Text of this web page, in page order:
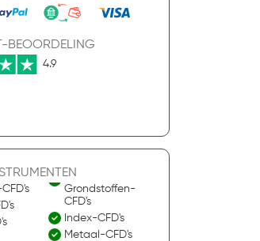
BEOORDELING
4.9
Grondstoffen-
CFD's
Index-CFD's
Metaal-CFD's